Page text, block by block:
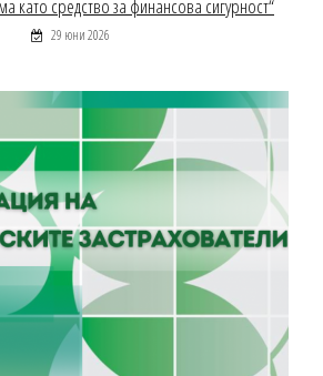
като средство за финансова сигурност“
29 юни 2026